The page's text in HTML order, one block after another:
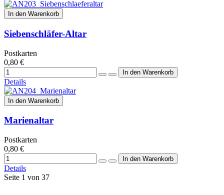
In den Warenkorb
Siebenschläfer-Altar
Postkarten
0,80 €
Details
In den Warenkorb
Marienaltar
Postkarten
0,80 €
Details
Seite 1 von 37